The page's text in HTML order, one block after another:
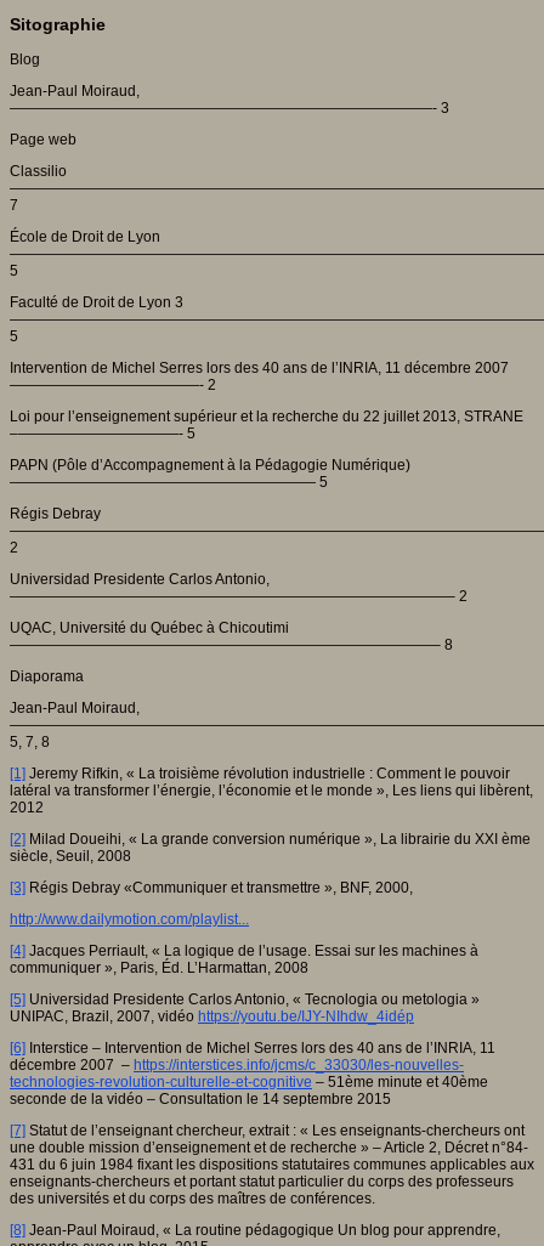
Sitographie
Blog
Jean-Paul Moiraud,
—————————————————————————————- 3
Page web
Classilio
7
École de Droit de Lyon
5
Faculté de Droit de Lyon 3
5
Intervention de Michel Serres lors des 40 ans de l’INRIA, 11 décembre 2007
—————————————- 2
Loi pour l’enseignement supérieur et la recherche du 22 juillet 2013, STRANE
–———————————- 5
PAPN (Pôle d’Accompagnement à la Pédagogie Numérique)
————————————————————— 5
Régis Debray
2
Universidad Presidente Carlos Antonio,
——————————————————————————————– 2
UQAC, Université du Québec à Chicoutimi
—————————————————————————————– 8
Diaporama
Jean-Paul Moiraud,
5, 7, 8
[1] Jeremy Rifkin, « La troisième révolution industrielle : Comment le pouvoir
latéral va transformer l’énergie, l’économie et le monde », Les liens qui libèrent,
2012
[2] Milad Doueihi, « La grande conversion numérique », La librairie du XXI ème
siècle, Seuil, 2008
[3] Régis Debray «Communiquer et transmettre », BNF, 2000,
http://www.dailymotion.com/playlist...
[4] Jacques Perriault, « La logique de l’usage. Essai sur les machines à
communiquer », Paris, Éd. L’Harmattan, 2008
[5] Universidad Presidente Carlos Antonio, « Tecnologia ou metologia »
UNIPAC, Brazil, 2007, vidéo https://youtu.be/IJY-NIhdw_4idép
[6] Interstice – Intervention de Michel Serres lors des 40 ans de l’INRIA, 11
décembre 2007 – https://interstices.info/jcms/c_33030/les-nouvelles-
technologies-revolution-culturelle-et-cognitive – 51ème minute et 40ème
seconde de la vidéo – Consultation le 14 septembre 2015
[7] Statut de l’enseignant chercheur, extrait : « Les enseignants-chercheurs ont
une double mission d’enseignement et de recherche » – Article 2, Décret n°84-
431 du 6 juin 1984 fixant les dispositions statutaires communes applicables aux
enseignants-chercheurs et portant statut particulier du corps des professeurs
des universités et du corps des maîtres de conférences.
[8] Jean-Paul Moiraud, « La routine pédagogique Un blog pour apprendre,